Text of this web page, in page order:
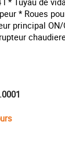
* Roues
principal ON/